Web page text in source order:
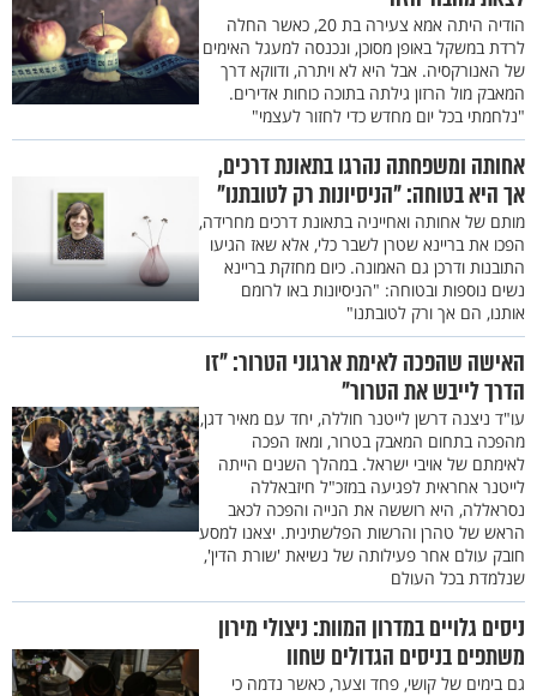
הודיה היתה אמא צעירה בת 20, כאשר החלה
לרדת במשקל באופן מסוכן, ונכנסה למעגל האימים
של האנורקסיה. אבל היא לא ויתרה, ודווקא דרך
המאבק מול הרזון גילתה בתוכה כוחות אדירים.
"נלחמתי בכל יום מחדש כדי לחזור לעצמי"
אחותה ומשפחתה נהרגו בתאונת דרכים,
אך היא בטוחה: "הניסיונות רק לטובתנו"
מותם של אחותה ואחייניה בתאונת דרכים מחרידה,
הפכו את בריינא שטרן לשבר כלי, אלא שאז הגיעו
התובנות ודרכן גם האמונה. כיום מחזקת בריינא
נשים נוספות ובטוחה: "הניסיונות באו לרומם
אותנו, הם אך ורק לטובתנו"
האישה שהפכה לאימת ארגוני הטרור: "זו
הדרך לייבש את הטרור"
עו"ד ניצנה דרשן לייטנר חוללה, יחד עם מאיר דגן,
מהפכה בתחום המאבק בטרור, ומאז הפכה
לאימתם של אויבי ישראל. במהלך השנים הייתה
לייטנר אחראית לפגיעה במזכ"ל חיזבאללה
נסראללה, היא רוששה את הנייה והפכה לכאב
הראש של טהרן והרשות הפלשתינית. יצאנו למסע
חובק עולם אחר פעילותה של נשיאת 'שורת הדין',
שנלמדת בכל העולם
ניסים גלויים במדרון המוות: ניצולי מירון
משתפים בניסים הגדולים שחוו
גם בימים של קושי, פחד וצער, כאשר נדמה כי